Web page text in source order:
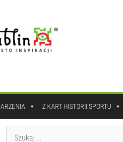
Z KART HISTORII SPORTU